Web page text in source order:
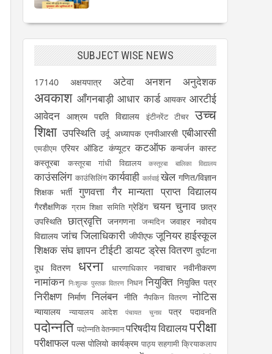
SUBJECT WISE NEWS
17140 अक्षयपात्र अटेवा अनशन अनुदेशक
अवकाश आँगनबाड़ी आधार कार्ड आयकर आरटीई
आवेदन आश्रम पद्दति विद्यालय इंटीनरेंट टीचर उच्च
शिक्षा उपस्थिति उर्दू अध्यापक एनपीआरसी एबीआरसी
एमडीएम एरियर ऑडिट कंप्यूटर कटऑफ कन्वर्जन कास्ट
कस्तूरबा
कस्तूरबा गांधी विद्यालय कस्तूरबा बालिका विद्यालय
काउंसलिंग काउंसिलिंग कार्यवाही कार्रवाई खेल गणित/विज्ञान
शिक्षक भर्ती
गुणवत्ता गैर मान्यता प्राप्त विद्यालय
गैरशैक्षणिक ग्राम शिक्षा समिति ग्रेडिंग चयन चुनाव छात्र
उपस्थिति छात्रवृत्ति जनगणना जन्मदिन जवाहर नवोदय
विद्यालय जांच जिलाधिकारी जीपीएफ जूनियर हाईस्कूल
शिक्षक संघ ज्ञापन टीईटी डायट ड्रेस वितरण दुर्घटना
दूध वितरण
धरना धारणाधिकार नवाचार नवीनीकरण
नामांकन निःशुल्क पुस्तक वितरण निधन नियुक्ति नियुक्ति पत्र
निरीक्षण निर्माण निलंबन नीति नैपकिन वितरण नोटिस
न्यायालय न्यायालय आदेश पंचायत चुनाव पत्र पदावनति
पदोन्नति पदोन्नति वेतनमानपरिषदीय विद्यालयपरीक्षा
परीक्षाफल पल्स पोलियो कार्यक्रम पाठ्य सहगामी क्रियाकलाप